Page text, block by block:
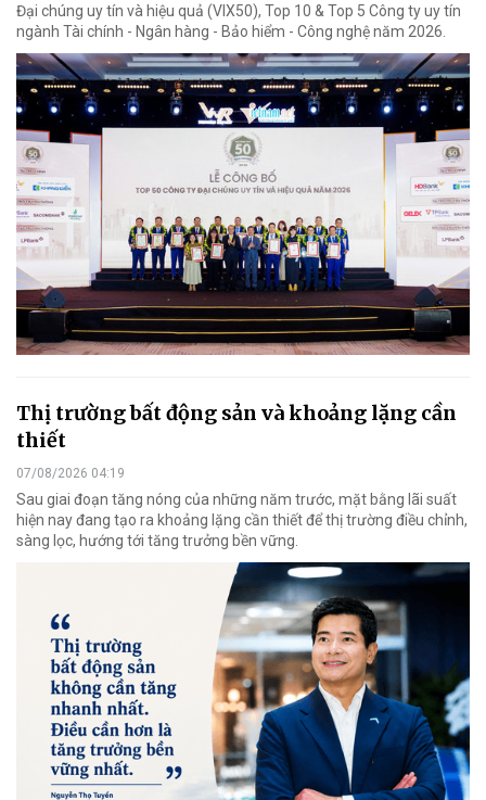
Đại chúng uy tín và hiệu quả (VIX50), Top 10 & Top 5 Công ty uy tín
ngành Tài chính - Ngân hàng - Bảo hiểm - Công nghệ năm 2026.
Thị trường bất động sản và khoảng lặng cần
thiết
07/08/2026 04:19
Sau giai đoạn tăng nóng của những năm trước, mặt bằng lãi suất
hiện nay đang tạo ra khoảng lặng cần thiết để thị trường điều chỉnh,
sàng lọc, hướng tới tăng trưởng bền vững.